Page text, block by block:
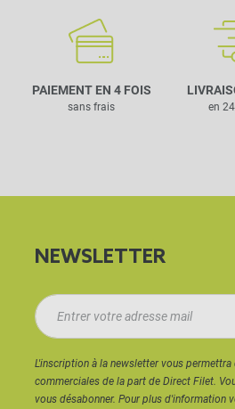
PAIEMENT EN 4 FOIS
sans frais en
NEWSLETTER
L'inscription à la newsletter vous
commerciales de la part de Direct Filet.
vous désabonner. Pour plus d'information